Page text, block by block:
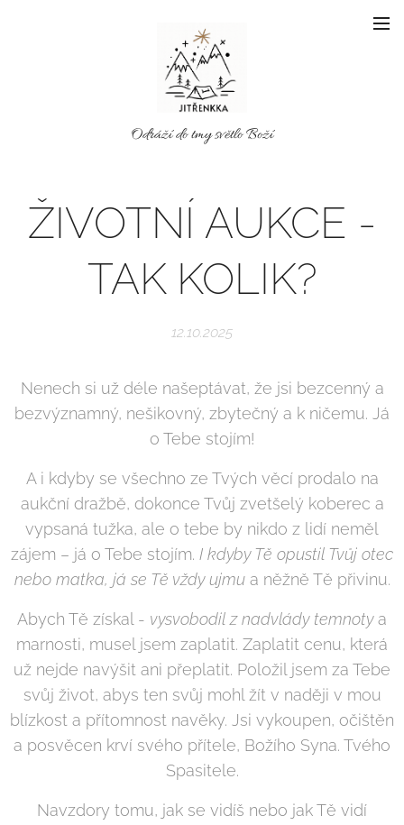
Odráží do tmy světlo Boží
ŽIVOTNÍ AUKCE -
TAK KOLIK?
12.10.2025
Nenech si už déle našeptávat, že jsi bezcenný a
bezvýznamný, nešikovný, zbytečný a k ničemu. Já
o Tebe stojím!
A i kdyby se všechno ze Tvých věcí prodalo na
aukční dražbě, dokonce Tvůj zvetšelý koberec a
vypsaná tužka, ale o tebe by nikdo z lidí neměl
zájem – já o Tebe stojím. I kdyby Tě opustil Tvůj otec
nebo matka, já se Tě vždy ujmua něžně Tě přivinu.
Abych Tě získal - vysvobodil z nadvlády temnotya
marnosti, musel jsem zaplatit. Zaplatit cenu, která
už nejde navýšit ani přeplatit. Položil jsem za Tebe
svůj život, abys ten svůj mohl žít v naději v mou
blízkost a přítomnost navěky. Jsi vykoupen, očištěn
a posvěcen krví svého přítele, Božího Syna. Tvého
Spasitele.
Navzdory tomu, jak se vidíš nebo jak Tě vidí